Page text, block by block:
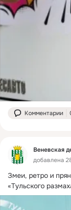
Комментарии
Веневская
добавлена
Змеи, ретро и
«Тульского